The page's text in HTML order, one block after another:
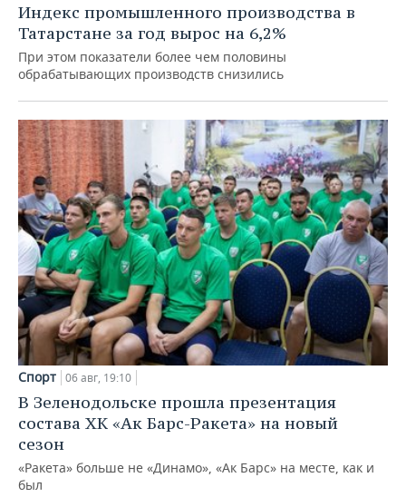
Индекс промышленного производства в
Татарстане за год вырос на 6,2%
При этом показатели более чем половины
обрабатывающих производств снизились
Спорт 06 авг, 19:10
В Зеленодольске прошла презентация
состава ХК «Ак Барс-Ракета» на новый
сезон
«Ракета» больше не «Динамо», «Ак Барс» на месте, как и
был